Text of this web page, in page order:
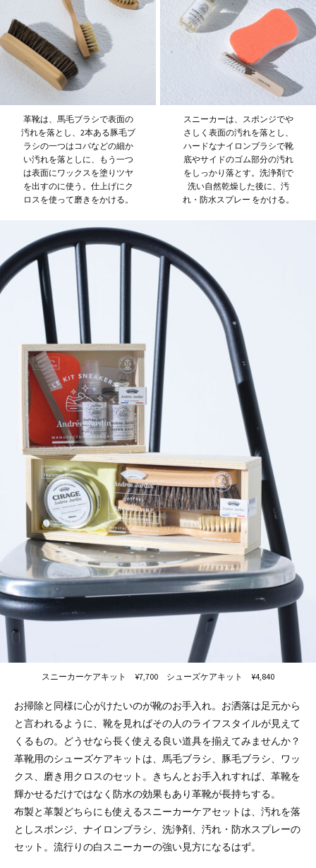
革靴は、馬毛ブラシで表面の
汚れを落とし、2本ある豚毛ブ
ラシの一つはコバなどの細か
い汚れを落としに、もう一つ
は表面にワックスを塗りツヤ
を出すのに使う。仕上げにク
ロスを使って磨きをかける。
スニーカーは、スポンジでや
さしく表面の汚れを落とし、
ハードなナイロンブラシで靴
底やサイドのゴム部分の汚れ
をしっかり落とす。洗浄剤で
洗い自然乾燥した後に、汚
れ・防水スプレー をかける。
スニーカーケアキット ¥7,700 シューズケアキット ¥4,840
お掃除と同様に心がけたいのが靴のお手入れ。お洒落は足元から
と言われるように、靴を見ればその人のライフスタイルが見えて
くるもの。どうせなら長く使える良い道具を揃えてみませんか？
革靴用のシューズケアキットは、馬毛ブラシ、豚毛ブラシ、ワッ
クス、磨き用クロスのセット。きちんとお手入れすれば、革靴を
輝かせるだけではなく防水の効果もあり革靴が長持ちする。
布製と革製どちらにも使えるスニーカーケアセットは、汚れを落
としスポンジ、ナイロンブラシ、洗浄剤、汚れ・防水スプレーの
セット。流行りの白スニーカーの強い見方になるはず。